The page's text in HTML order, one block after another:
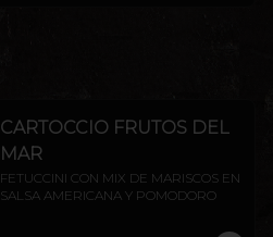
CARTOCCIO FRUTOS DEL
MAR
FETUCCINI CON MIX DE MARISCOS EN
SALSA AMERICANA Y POMODORO